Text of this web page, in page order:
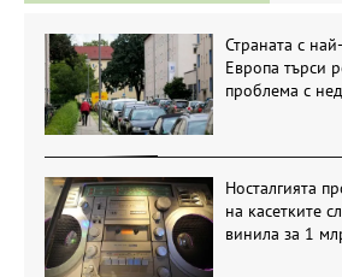
Страната с
Европа търси
проблема с
Носталгията
на касетките
винила за 1